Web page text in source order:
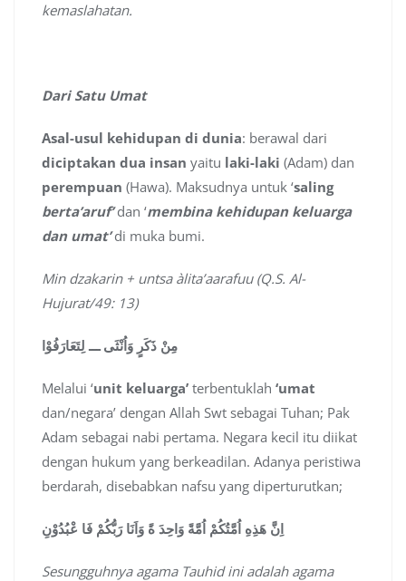
kemaslahatan.
Dari Satu Umat
Asal-usul kehidupan di dunia: berawal dari
diciptakan dua insan yaitu laki-laki (Adam) dan
perempuan (Hawa). Maksudnya untuk ‘saling
berta’aruf’dan ‘membina kehidupan keluarga
dan umat’di muka bumi.
Min dzakarin + untsa àlita’aarafuu (Q.S. Al-
Hujurat/49: 13)
مِنْ ذَكَرٍ وَاُنْثَى ـــ لِتَعَارَفُوْا
Melalui ‘unit keluarga’ terbentuklah ‘umat
dan/negara’ dengan Allah Swt sebagai Tuhan; Pak
Adam sebagai nabi pertama. Negara kecil itu diikat
dengan hukum yang berkeadilan. Adanya peristiwa
berdarah, disebabkan nafsu yang diperturutkan;
اِنَّ هَذِهِ اُمَّتُكُمْ اُمَّةً وَاحِدَ ةً وَاَنَا رَبُّكُمْ فَا عْبُدُوْنِ
Sesungguhnya agama Tauhid ini adalah agama